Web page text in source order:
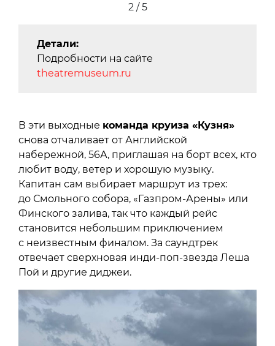
2 / 5
Детали:
Подробности на сайте
theatremuseum.ru
В эти выходные команда круиза «Кузня»
снова отчаливает от Английской
набережной, 56А, приглашая на борт всех, кто
любит воду, ветер и хорошую музыку.
Капитан сам выбирает маршрут из трех:
до Смольного собора, «Газпром-Арены» или
Финского залива, так что каждый рейс
становится небольшим приключением
с неизвестным финалом. За саундтрек
отвечает сверхновая инди-поп-звезда Леша
Пой и другие диджеи.